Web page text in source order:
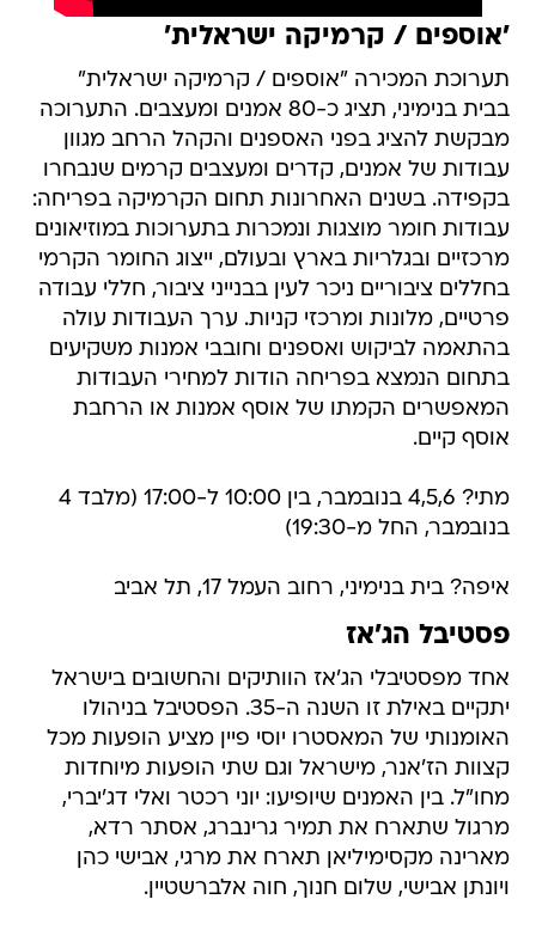
'אוספים / קרמיקה ישראלית'
תערוכת המכירה "אוספים / קרמיקה ישראלית"
בבית בנימיני, תציג כ-80 אמנים ומעצבים. התערוכה
מבקשת להציג בפני האספנים והקהל הרחב מגוון
עבודות של אמנים, קדרים ומעצבים קרמים שנבחרו
בקפידה. בשנים האחרונות תחום הקרמיקה בפריחה:
עבודות חומר מוצגות ונמכרות בתערוכות במוזיאונים
מרכזיים ובגלריות בארץ ובעולם, ייצוג החומר הקרמי
בחללים ציבוריים ניכר לעין בבנייני ציבור, חללי עבודה
פרטיים, מלונות ומרכזי קניות. ערך העבודות עולה
בהתאמה לביקוש ואספנים וחובבי אמנות משקיעים
בתחום הנמצא בפריחה הודות למחירי העבודות
המאפשרים הקמתו של אוסף אמנות או הרחבת
אוסף קיים.
מתי? 4,5,6 בנובמבר, בין 10:00 ל-17:00 (מלבד 4
בנובמבר, החל מ-19:30)
איפה? בית בנימיני, רחוב העמל 17, תל אביב
פסטיבל הג'אז
אחד מפסטיבלי הג'אז הוותיקים והחשובים בישראל
יתקיים באילת זו השנה ה-35. הפסטיבל בניהולו
האומנותי של המאסטרו יוסי פיין מציע הופעות מכל
קצוות הז'אנר, מישראל וגם שתי הופעות מיוחדות
מחו"ל. בין האמנים שיופיעו: יוני רכטר ואלי דג'יברי,
מרגול שתארח את תמיר גרינברג, אסתר רדא,
מארינה מקסימיליאן תארח את מרגי, אבישי כהן
ויונתן אבישי, שלום חנוך, חוה אלברשטיין.